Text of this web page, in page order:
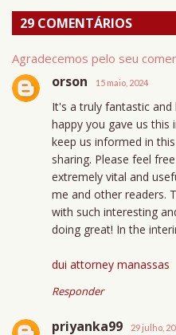
29 COMENTÁRIOS
Agradecemos pelo seu
orson 15 maio, 2024
It's a truly fantastic
happy you gave us
keep us informed in
sharing. Please feel
extremely vital and
me and other readers.
with such interesting
doing great! In the
dui attorney manassas
Responder
priyanka99 29 julho,